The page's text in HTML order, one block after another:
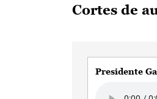
Cortes de
Presidente